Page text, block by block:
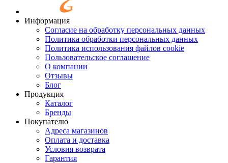
Информация
Согласие на обработку персональных данных
Политика обработки персональных данных
Политика использования файлов cookie
Пользовательское соглашение
О компании
Отзывы
Блог
Продукция
Каталог
Бренды
Покупателю
Адреса магазинов
Оплата и доставка
Условия возврата
Гарантия